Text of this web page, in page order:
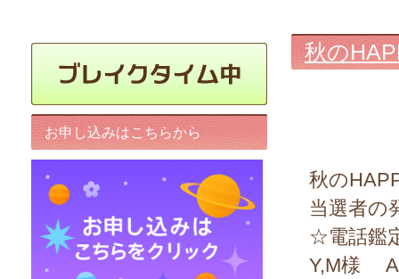
秋の
秋の
当選者の
☆電話鑑
Y,M様
お申し込みはこちらから